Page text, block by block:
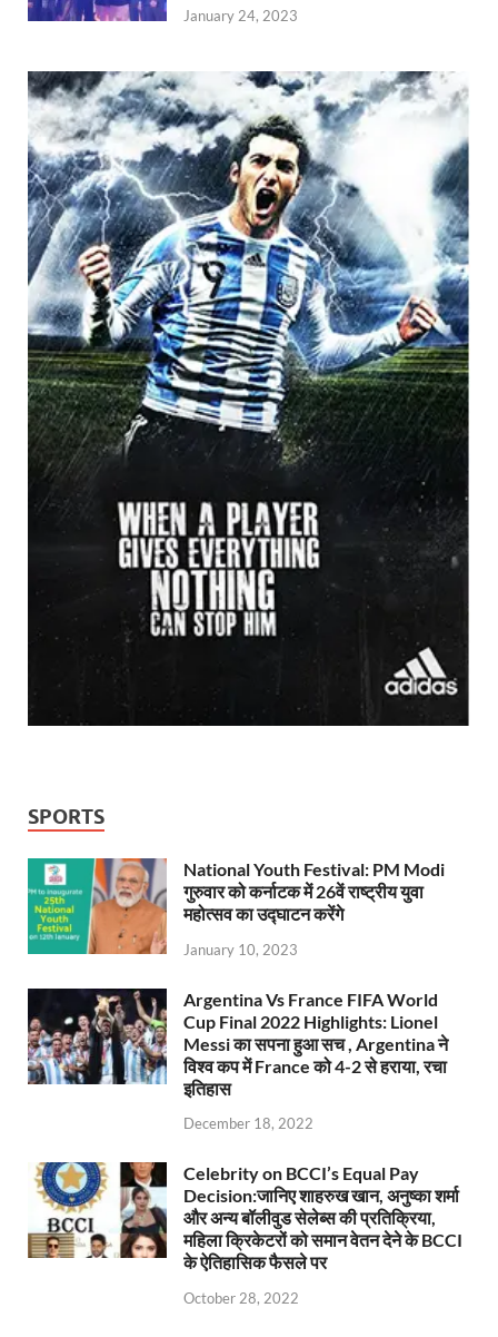
January 24, 2023
SPORTS
National Youth Festival: PM Modi
गुरुवार को कर्नाटक में 26वें राष्ट्रीय युवा
महोत्सव का उद्घाटन करेंगे
January 10, 2023
Argentina Vs France FIFA World
Cup Final 2022 Highlights: Lionel
Messi का सपना हुआ सच , Argentina ने
विश्व कप में France को 4-2 से हराया, रचा
इतिहास
December 18, 2022
Celebrity on BCCI’s Equal Pay
Decision:जानिए शाहरुख खान, अनुष्का शर्मा
और अन्य बॉलीवुड सेलेब्स की प्रतिक्रिया,
महिला क्रिकेटरों को समान वेतन देने के BCCI
के ऐतिहासिक फैसले पर
October 28, 2022